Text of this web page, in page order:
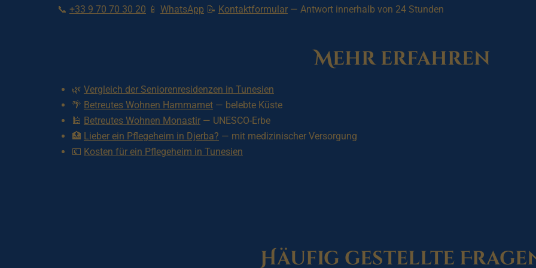
📞 +33 9 70 70 30 20 📱 WhatsApp 📝 Kontaktformular — Antwort innerhalb von 24 Stunden
Mehr erfahren
🌿 Vergleich der Seniorenresidenzen in Tunesien
🌴 Betreutes Wohnen Hammamet — belebte Küste
🕌 Betreutes Wohnen Monastir — UNESCO-Erbe
🏥 Lieber ein Pflegeheim in Djerba? — mit medizinischer Versorgung
💶 Kosten für ein Pflegeheim in Tunesien
Häufig gestellte